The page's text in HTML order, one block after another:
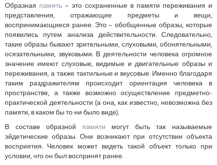
Образная память – это сохраненные в памяти переживания и
представления, отражающие предметы и вещи,
воспринимающиеся ранее. Это – обобщенные образы, которые
появились путем анализа действительности. Следовательно,
такие образы бывают зрительными, слуховыми, обонятельными,
осязательными, звуковыми. В деятельности человека огромное
значение имеют слуховые, видимые и двигательные образы и
переживания, а также тактильные и вкусовые. Именно благодаря
таким раздражителям происходит ориентация человека в
пространстве, а также возможно осуществление предметно-
практической деятельности (а она, как известно, невозможна без
памяти, в каком бы то ни было виде).
В составе образной памяти могут быть так называемые
эйдетические образы. Они возникают при отсутствии объекта
восприятия. Человек может видеть такой объект только при
условии, что он был воспринят ранее.